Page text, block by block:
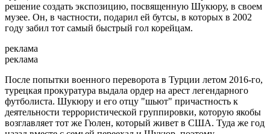
решение создать экспозицию, посвященную Шукюру, в своем
музее. Он, в частности, подарил ей бутсы, в которых в 2002
году забил тот самый быстрый гол корейцам.
реклама
реклама
После попытки военного переворота в Турции летом 2016-го,
турецкая прокуратура выдала ордер на арест легендарного
футболиста. Шукюру и его отцу "шьют" причастность к
деятельности террористической группировки, которую якобы
возглавляет тот же Гюлен, который живет в США. Туда же год